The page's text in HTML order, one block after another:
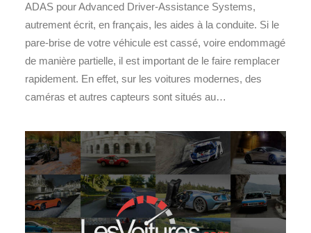
ADAS pour Advanced Driver-Assistance Systems,
autrement écrit, en français, les aides à la conduite. Si le
pare-brise de votre véhicule est cassé, voire endommagé
de manière partielle, il est important de le faire remplacer
rapidement. En effet, sur les voitures modernes, des
caméras et autres capteurs sont situés au…